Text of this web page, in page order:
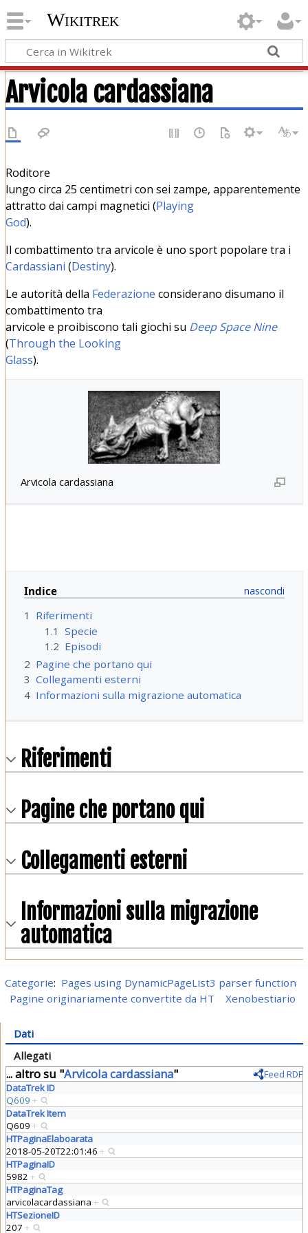
Wikitrek
Arvicola cardassiana
Roditore
lungo circa 25 centimetri con sei zampe, apparentemente
attratto dai campi magnetici (Playing
God).
Il combattimento tra arvicole è uno sport popolare tra i
Cardassiani (Destiny).
Le autorità della Federazione considerano disumano il
combattimento tra
arvicole e proibiscono tali giochi su Deep Space Nine
(Through the Looking
Glass).
Arvicola cardassiana
Indice
1
Riferimenti
1.1
Specie
1.2 Episodi
2 Pagine che portano qui
3 Collegamenti esterni
4 Informazioni sulla migrazione automatica
Riferimenti
Pagine che portano qui
Collegamenti esterni
Informazioni sulla migrazione
automatica
Categorie: Pages using DynamicPageList3 parser function
Pagine originariamente convertite da HT
Xenobestiario
Dati
Allegati
... altro su "Arvicola cardassiana"
Feed RDF
DataTrek ID
Q609 +
DataTrek Item
Q609 +
HTPaginaElaboarata
2018-05-20T22:01:46 +
HTPaginaID
5982 +
HTPaginaTag
arvicolacardassiana +
HTSezioneID
207 +